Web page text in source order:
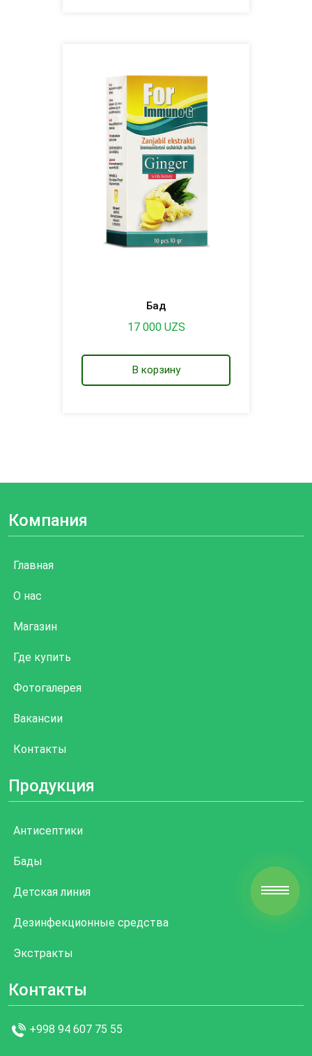
Бад
17 000 UZS
В корзину
Компания
Главная
О нас
Магазин
Где купить
Фотогалерея
Вакансии
Контакты
Продукция
Антисептики
Бады
Детская линия
Дезинфекционные средства
Экстракты
Контакты
+998 94 607 75 55